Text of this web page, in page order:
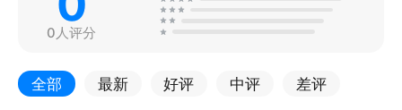
0人评分
全部 最新 好评 中评 差评